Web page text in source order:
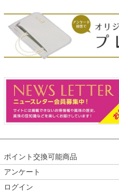
ポイント交換可能商品
アンケート
ログイン